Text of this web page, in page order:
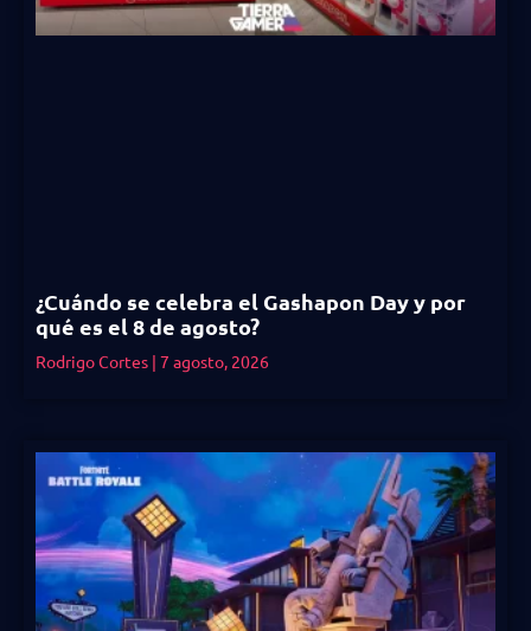
¿Cuándo se celebra el Gashapon Day y por
qué es el 8 de agosto?
Rodrigo Cortes 7 agosto, 2026